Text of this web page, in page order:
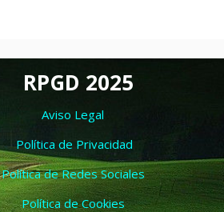
RPGD 2025
Aviso Legal
Política de Privacidad
Política de Redes Sociales
Política de Cookies